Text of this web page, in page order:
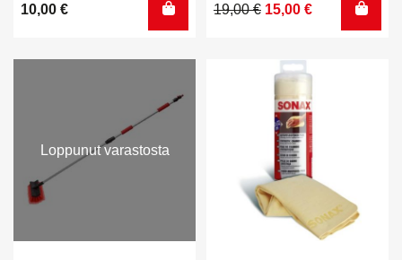
10,00 € 19,00€
Alkuperäinen
15,00 €
Nykyinen
Loppunut varastosta